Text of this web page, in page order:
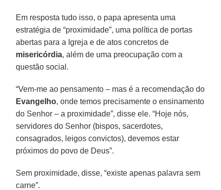
Em resposta tudo isso, o papa apresenta uma
estratégia de “proximidade”, uma política de portas
abertas para a Igreja e de atos concretos de
misericórdia, além de uma preocupação com a
questão social.
“Vem-me ao pensamento – mas é a recomendação do
Evangelho, onde temos precisamente o ensinamento
do Senhor – a proximidade”, disse ele. “Hoje nós,
servidores do Senhor (bispos, sacerdotes,
consagrados, leigos convictos), devemos estar
próximos do povo de Deus”.
Sem proximidade, disse, “existe apenas palavra sem
carne”.